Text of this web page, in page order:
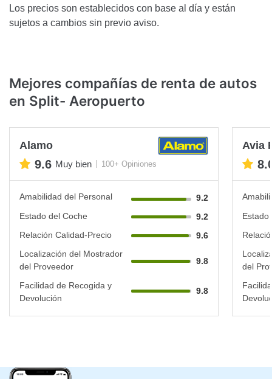
Los precios son establecidos con base al día y están
sujetos a cambios sin previo aviso.
Mejores compañías de renta de autos
en Split- Aeropuerto
Alamo
9.6 Muy bien 100+ Opiniones
Amabilidad del Personal
9.2
Estado del Coche
9.2
Relación Calidad-Precio
9.6
Localización del Mostrador
del Proveedor
9.8
Facilidad de Recogida y
Devolución
9.8
Avia
Estado
del